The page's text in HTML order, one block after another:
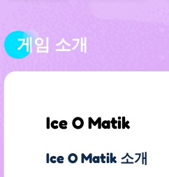
게임 소개
Ice O Matik
Ice O Matik 소개